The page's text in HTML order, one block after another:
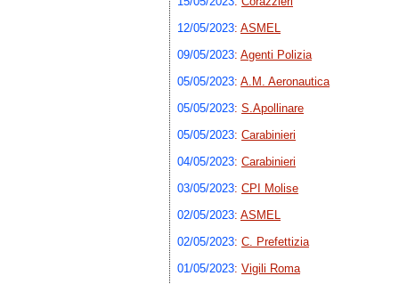
12/05/2023: ASMEL
09/05/2023: Agenti Polizia
05/05/2023: A.M. Aeronautica
05/05/2023: S.Apollinare
05/05/2023: Carabinieri
04/05/2023: Carabinieri
03/05/2023: CPI Molise
02/05/2023: ASMEL
02/05/2023: C. Prefettizia
01/05/2023: Vigili Roma